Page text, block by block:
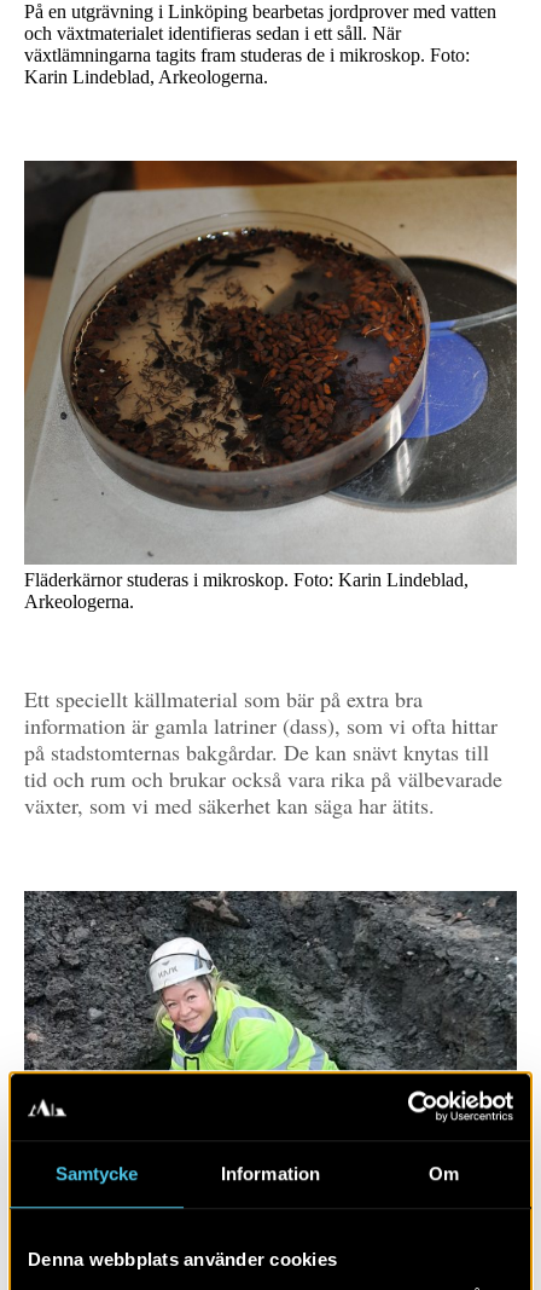
Samtycke Information Om
Denna webbplats använder cookies
På en utgrävning i Linköping bearbetas jordprover med vatten
och växtmaterialet identifieras sedan i ett såll. När
växtlämningarna tagits fram studeras de i mikroskop. Foto:
Karin Lindeblad, Arkeologerna.
Fläderkärnor studeras i mikroskop. Foto: Karin Lindeblad,
Arkeologerna.
Ett speciellt källmaterial som bär på extra bra
information är gamla latriner (dass), som vi ofta hittar
på stadstomternas bakgårdar. De kan snävt knytas till
tid och rum och brukar också vara rika på välbevarade
växter, som vi med säkerhet kan säga har ätits.